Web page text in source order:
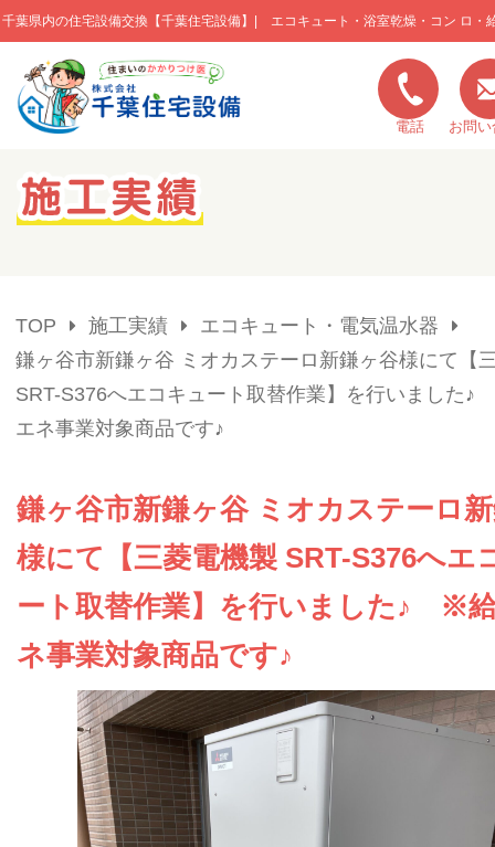
千葉県内の住宅設備交換【千葉住宅設備】| エコキュート・浴室乾燥・コン ロ・
このページの本文へ移動
電話 お問
キャンペーン一覧
弊社の特色
お問い合わせ
TOP 施工実績
エコキュート・電気温水器
鎌ヶ谷市新鎌ヶ谷 ミオカステーロ新鎌ヶ谷様にて【
SRT-S376へエコキュート取替作業】を行いました
エネ事業対象商品です♪
鎌ヶ谷市新鎌ヶ谷 ミオカステーロ
様にて【三菱電機製 SRT-S376へエ
ート取替作業】を行いました♪ ※
ネ事業対象商品です♪